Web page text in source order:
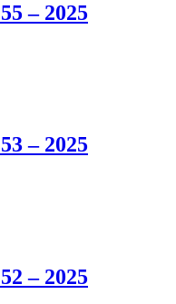
– 2025
– 2025
– 2025